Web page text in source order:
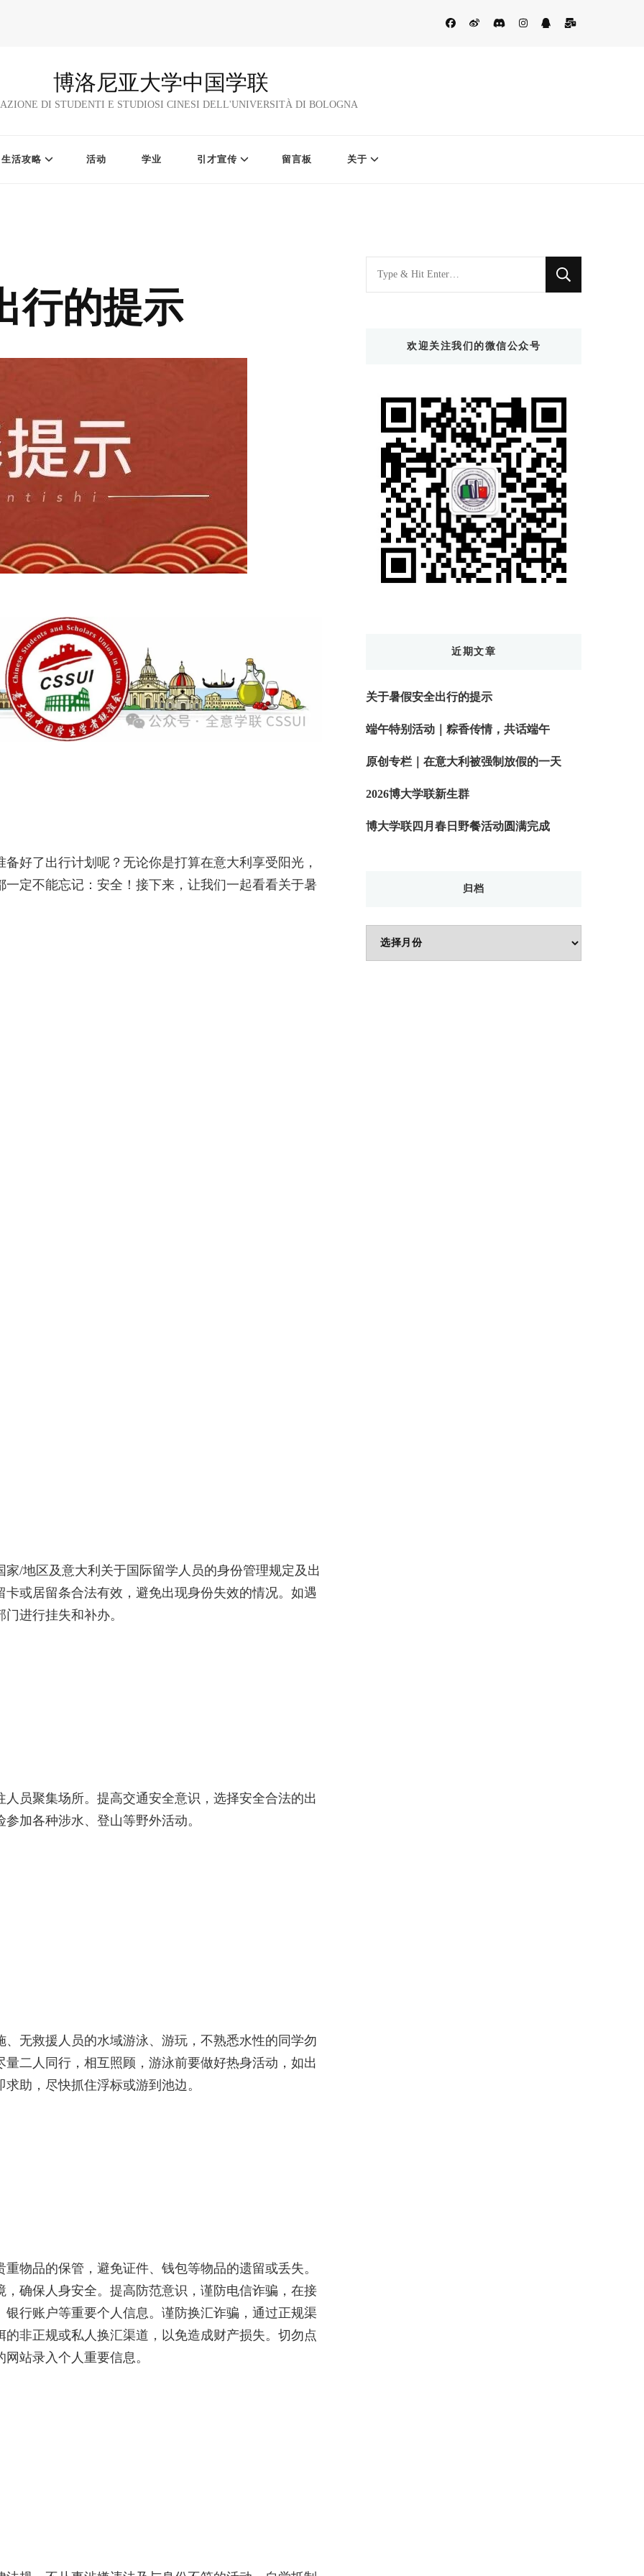
博洛尼亚大学中国学联
DI STUDENTI E STUDIOSI CINESI DELL'UNIVERSITÀ DI BOLOGNA
生活攻略 活动 学业 引才宣传 留言板 关于
行的提示
好了出行计划呢？无论你是打算在意大利享受阳光，
定不能忘记：安全！接下来，让我们一起看看关于暑
/地区及意大利关于国际留学人员的身份管理规定及出
或居留条合法有效，避免出现身份失效的情况。如遇
进行挂失和补办。
员聚集场所。提高交通安全意识，选择安全合法的出
加各种涉水、登山等野外活动。
无救援人员的水域游泳、游玩，不熟悉水性的同学勿
二人同行，相互照顾，游泳前要做好热身活动，如出
助，尽快抓住浮标或游到池边。
物品的保管，避免证件、钱包等物品的遗留或丢失。
确保人身安全。提高防范意识，谨防电信诈骗，在接
行账户等重要个人信息。谨防换汇诈骗，通过正规渠
非正规或私人换汇渠道，以免造成财产损失。切勿点
站录入个人重要信息。
找
什
欢迎关注我们的微信公众号
近期文章
关于暑假安全出行的提示
端午特别活动｜粽香传情，共话端午
原创专栏｜在意大利被强制放假的一天
2026博大学联新生群
博大学联四月春日野餐活动圆满完成
归档
档